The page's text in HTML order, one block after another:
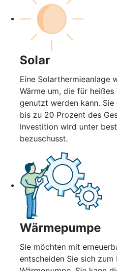
Solar
Eine Solarthermieanlage
Wärme um, die für
genutzt werden kann.
bis zu 20 Prozent des
Investition wird unter
bezuschusst.
Wärmepumpe
Sie möchten mit
entscheiden Sie sich zum